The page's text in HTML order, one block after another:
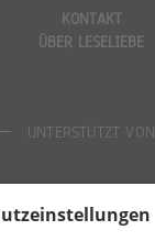
KONTAKT
ÜBER LESELIEBE
UNTERSTÜTZT VON